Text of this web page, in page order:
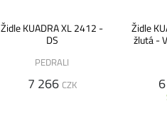
Židle KUADRA XL 2412 -
DS
PEDRALI
7 266 CZK
Židle
žlutá -